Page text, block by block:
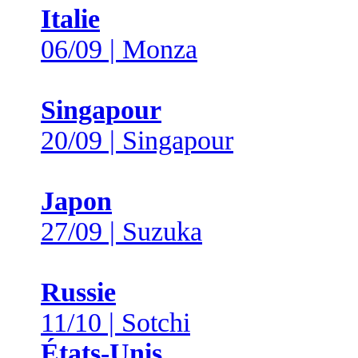
Italie
06/09 | Monza
Singapour
20/09 | Singapour
Japon
27/09 | Suzuka
Russie
11/10 | Sotchi